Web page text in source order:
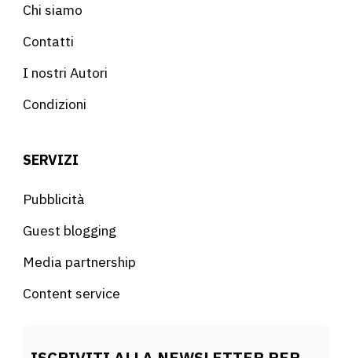
Chi siamo
Contatti
I nostri Autori
Condizioni
SERVIZI
Pubblicità
Guest blogging
Media partnership
Content service